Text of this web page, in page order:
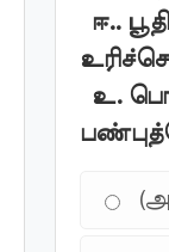
ஈ..
உ.